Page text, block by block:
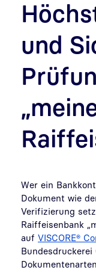
und
Wer ein
Dokument wie
Verifizierung
Raiffeisenbank
auf VISCORE®